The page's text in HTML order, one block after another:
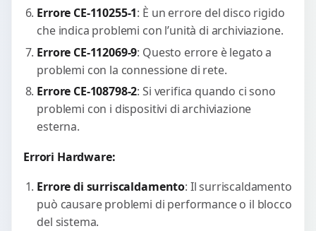
Errore CE-110255-1: È un errore del disco rigido
che indica problemi con l’unità di archiviazione.
Errore CE-112069-9: Questo errore è legato a
problemi con la connessione di rete.
Errore CE-108798-2: Si verifica quando ci sono
problemi con i dispositivi di archiviazione
esterna.
Errori Hardware:
Errore di surriscaldamento: Il surriscaldamento
può causare problemi di performance o il blocco
del sistema.